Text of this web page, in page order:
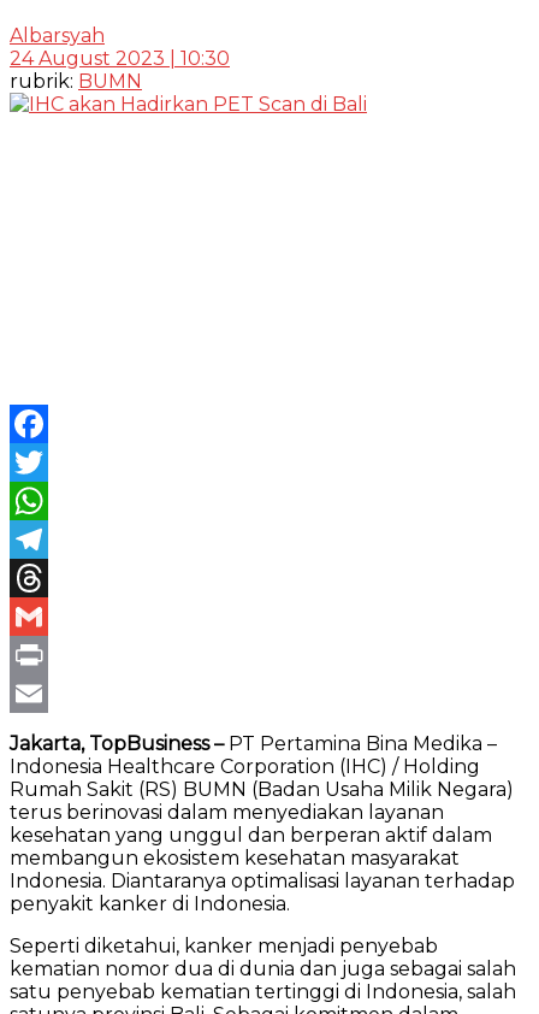
Albarsyah
24 August 2023 | 10:30
rubrik: BUMN
Facebook
Twitter
WhatsApp
Telegram
Threads
Gmail
Print
Email
Jakarta, TopBusiness –PT Pertamina Bina Medika –
Indonesia Healthcare Corporation (IHC) / Holding
Rumah Sakit (RS) BUMN (Badan Usaha Milik Negara)
terus berinovasi dalam menyediakan layanan
kesehatan yang unggul dan berperan aktif dalam
membangun ekosistem kesehatan masyarakat
Indonesia. Diantaranya optimalisasi layanan terhadap
penyakit kanker di Indonesia.
Seperti diketahui, kanker menjadi penyebab
kematian nomor dua di dunia dan juga sebagai salah
satu penyebab kematian tertinggi di Indonesia, salah